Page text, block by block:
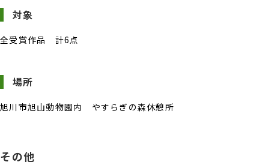
対象
全受賞作品 計6点
場所
旭川市旭山動物園内 やすらぎの森休憩所
その他